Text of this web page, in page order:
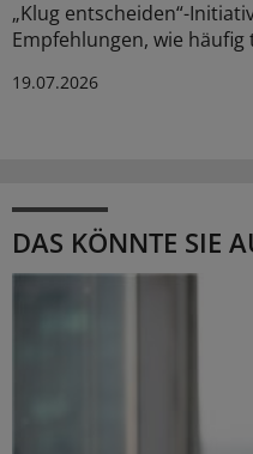
„Klug entscheiden“-
Empfehlungen, wie
19.07.2026
DAS KÖNNTE SIE